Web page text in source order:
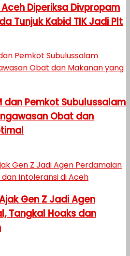
Diperiksa Divpropam
Tunjuk Kabid TIK Jadi Plt
dan Pemkot Subulussalam
Obat dan
Gen Z Jadi Agen
Tangkal Hoaks dan